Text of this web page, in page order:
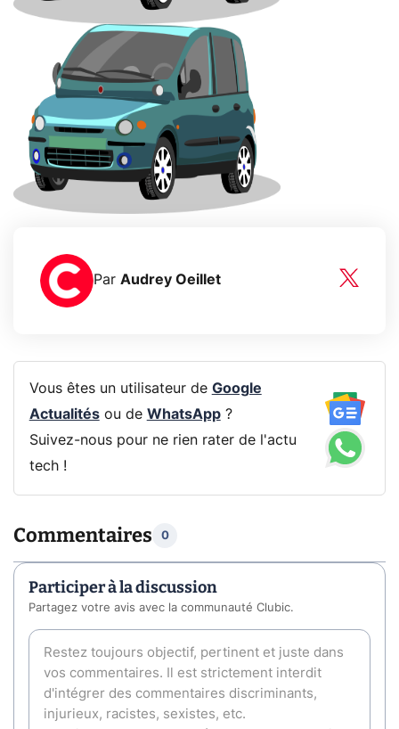
Par Audrey Oeillet
Vous êtes un utilisateur de Google
Actualitésou de WhatsApp?
Suivez-nous pour ne rien rater de l'actu
tech !
Commentaires 0
Participer à la discussion
Partagez votre avis avec la communauté Clubic.